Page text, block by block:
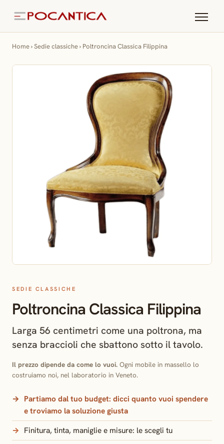
Home›Sedie classiche› Poltroncina Classica Filippina
SEDIE CLASSICHE
Poltroncina Classica Filippina
Larga 56 centimetri come una poltrona, ma
senza braccioli che sbattono sotto il tavolo.
Il prezzo dipende da come lo vuoi. Ogni mobile in massello lo
costruiamo noi, nel laboratorio in Veneto.
Partiamo dal tuo budget: dicci quanto vuoi spendere
e troviamo la soluzione giusta
Finitura, tinta, maniglie e misure: le scegli tu